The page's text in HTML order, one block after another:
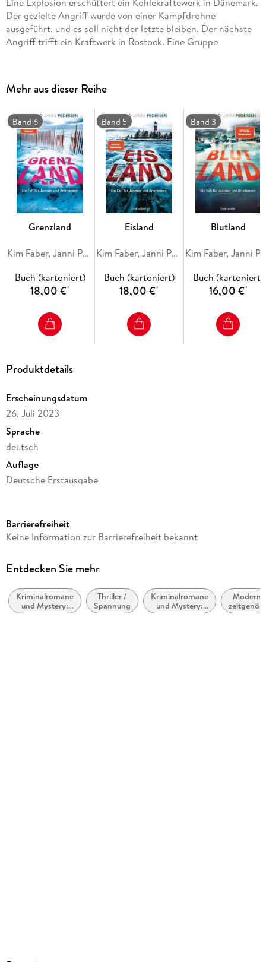
Der gezielte Angriff wurde von einer Kampfdrohne
ausgeführt, und es soll nicht der letzte bleiben. Der nächste
Angriff trifft ein Kraftwerk in Rostock. Eine Gruppe
Nabiha Khalid ermitteln in dem Fall. Hinweise deuten auf eine
Verbindung zwischen den Verbrechen. Als der
Autopsiebericht die schwere Kokainabhängigkeit des
Ministersohnes nachweist, stößt Signe Kristiansen zu den
Ermittlungen. Diese ist inzwischen bei der Abteilung für
Organisiertes Verbrechen und beschäftigt sich mit
Drogengeschäften im großen Stil. Und genau darin war der
Tote verwickelt . . .
Alle Fälle von Juncker und Kristiansen:
1. Winterland
3. Blutland
Die Bücher erzählen eigenständige Fälle und können
Mehr aus dieser Reihe
Band 6
Grenzland
Kim Faber, Janni Pedersen
Buch (kartoniert)
18,00 €*
Band 5
Eisland
Kim Faber, Janni Pedersen
Buch (kartoniert)
18,00 €*
Band 3
Blutland
Buch (kartoniert)
16,00 €*
Produktdetails
Erscheinungsdatum
26. Juli 2023
Sprache
deutsch
Auflage
Deutsche Erstausgabe
Reihe
Autor/Autorin
Übersetzung
Franziska Hüther
Barrierefreiheit
Keine Information zur Barrierefreiheit bekannt
Entdecken Sie mehr
Kriminalromane
und Mystery:
Polizeiarbeit &
Thriller /
Spannung
Kriminalromane
und Mystery:
weibliche